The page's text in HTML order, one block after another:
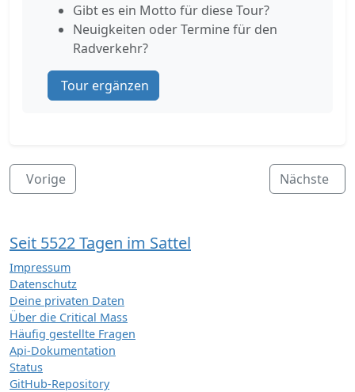
Gibt es ein Motto für diese Tour?
Neuigkeiten oder Termine für den
Radverkehr?
Tour ergänzen
Vorige Nächste
Seit 5522 Tagen im Sattel
Impressum
Datenschutz
Deine privaten Daten
Über die Critical Mass
Häufig gestellte Fragen
Api-Dokumentation
Status
GitHub-Repository